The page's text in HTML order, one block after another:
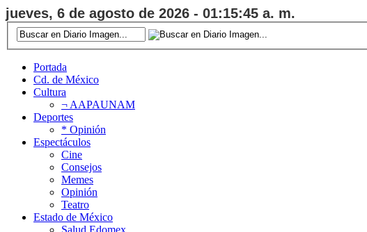
jueves, 6 de agosto de 2026 - 01:15:45 a. m.
Portada
Cd. de México
Cultura
¬ AAPAUNAM
Deportes
* Opinión
Espectáculos
Cine
Consejos
Memes
Opinión
Teatro
Estado de México
Salud Edomex